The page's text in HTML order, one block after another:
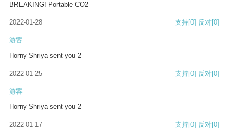
BREAKING! Portable CO2
2022-01-28 支持[0] 反对[0]
游客
Horny Shriya sent you 2
2022-01-25 支持[0] 反对[0]
游客
Horny Shriya sent you 2
2022-01-17 支持[0] 反对[0]